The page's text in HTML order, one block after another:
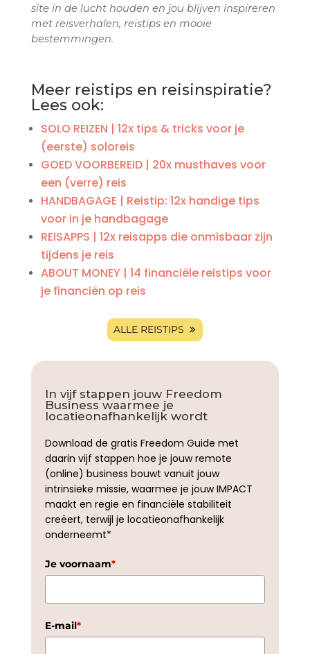
site in de lucht houden en jou blijven inspireren
met reisverhalen, reistips en mooie
bestemmingen.
Meer reistips en reisinspiratie?
Lees ook:
SOLO REIZEN | 12x tips & tricks voor je
(eerste) soloreis
GOED VOORBEREID | 20x musthaves voor
een (verre) reis
HANDBAGAGE | Reistip: 12x handige tips
voor in je handbagage
REISAPPS | 12x reisapps die onmisbaar zijn
tijdens je reis
ABOUT MONEY | 14 financiële reistips voor
je financiën op reis
ALLE REISTIPS
In vijf stappen jouw Freedom
Business waarmee je
locatieonafhankelijk wordt
Download de gratis Freedom Guide met
daarin vijf stappen hoe je jouw remote
(online) business bouwt vanuit jouw
intrinsieke missie, waarmee je jouw IMPACT
maakt en regie en financiële stabiliteit
creëert, terwijl je locatieonafhankelijk
onderneemt*
Je voornaam*
E-mail*